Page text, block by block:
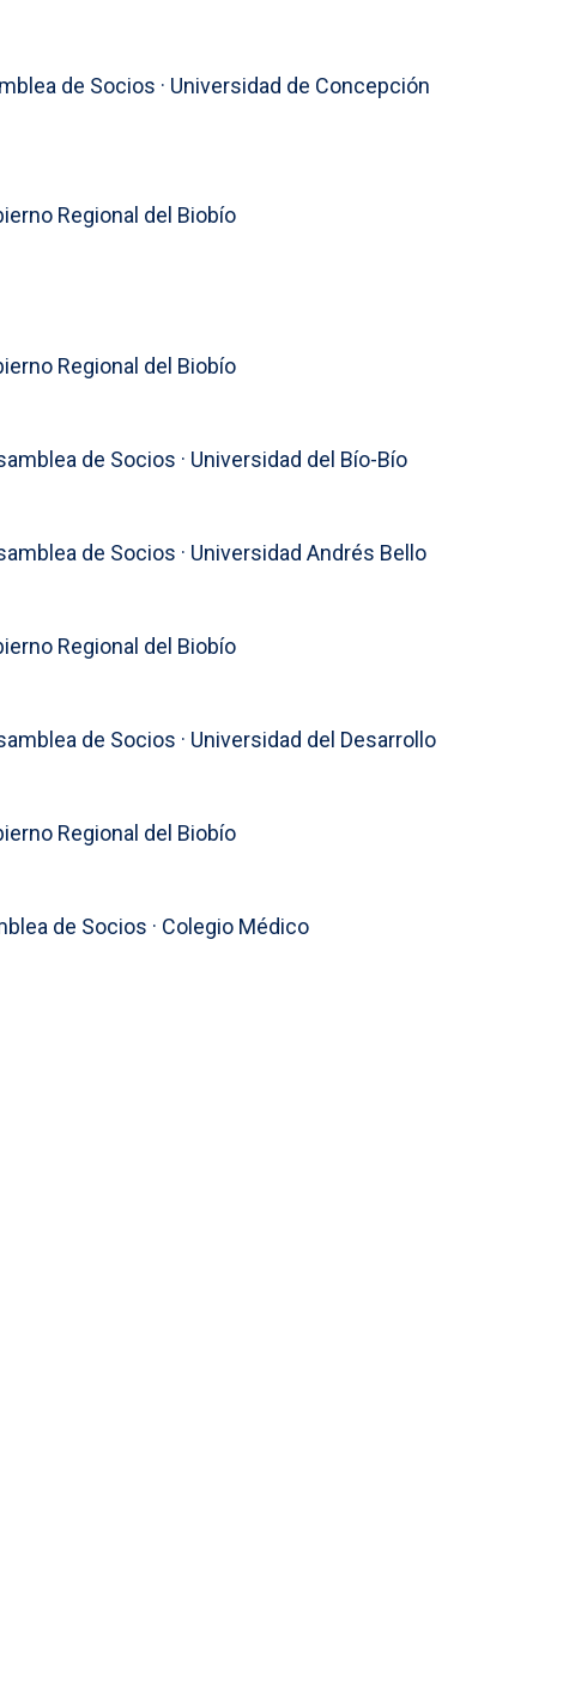
de Socios · Universidad de Concepción
Regional del Biobío
Regional del Biobío
de Socios · Universidad del Bío-Bío
de Socios · Universidad Andrés Bello
Regional del Biobío
de Socios · Universidad del Desarrollo
Regional del Biobío
de Socios · Colegio Médico